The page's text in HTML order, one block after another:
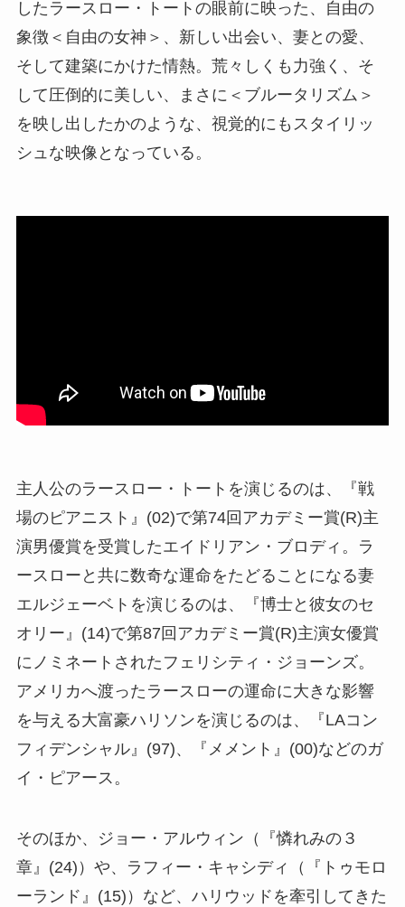
したラースロー・トートの眼前に映った、自由の
象徴＜自由の女神＞、新しい出会い、妻との愛、
そして建築にかけた情熱。荒々しくも力強く、そ
して圧倒的に美しい、まさに＜ブルータリズム＞
を映し出したかのような、視覚的にもスタイリッ
シュな映像となっている。
主人公のラースロー・トートを演じるのは、『戦
場のピアニスト』(02)で第74回アカデミー賞(R)主
演男優賞を受賞したエイドリアン・ブロディ。ラ
ースローと共に数奇な運命をたどることになる妻
エルジェーベトを演じるのは、『博士と彼女のセ
オリー』(14)で第87回アカデミー賞(R)主演女優賞
にノミネートされたフェリシティ・ジョーンズ。
アメリカへ渡ったラースローの運命に大きな影響
を与える大富豪ハリソンを演じるのは、『LAコン
フィデンシャル』(97)、『メメント』(00)などのガ
イ・ピアース。
そのほか、ジョー・アルウィン（『憐れみの３
章』(24)）や、ラフィー・キャシディ（『トゥモロ
ーランド』(15)）など、ハリウッドを牽引してきた